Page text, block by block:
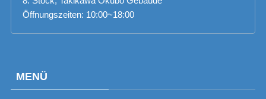
Öffnungszeiten: 10:00~18:00
MENÜ